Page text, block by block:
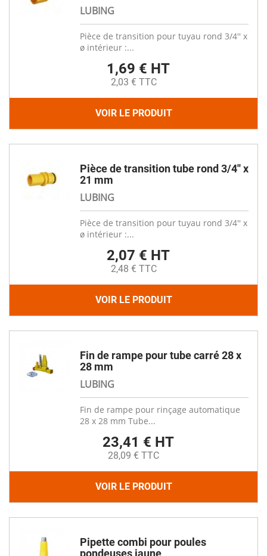
LUBING
Pièce de transition pour tuyau rond 3/4'' x
ø intérieur :...
1,69 € HT
2,03 € TTC
VOIR LE PRODUIT
Pièce de transition tube rond 3/4'' x
21 mm
LUBING
Pièce de transition pour tuyau rond 3/4'' x
ø intérieur :...
2,07 € HT
2,48 € TTC
VOIR LE PRODUIT
Fin de rampe pour tube carré 28 x
28 mm
LUBING
Fin de rampe pour rinçage automatique
28 x 28 mm Tube...
23,41 € HT
28,09 € TTC
VOIR LE PRODUIT
Pipette combi pour poules
pondeuses jaune